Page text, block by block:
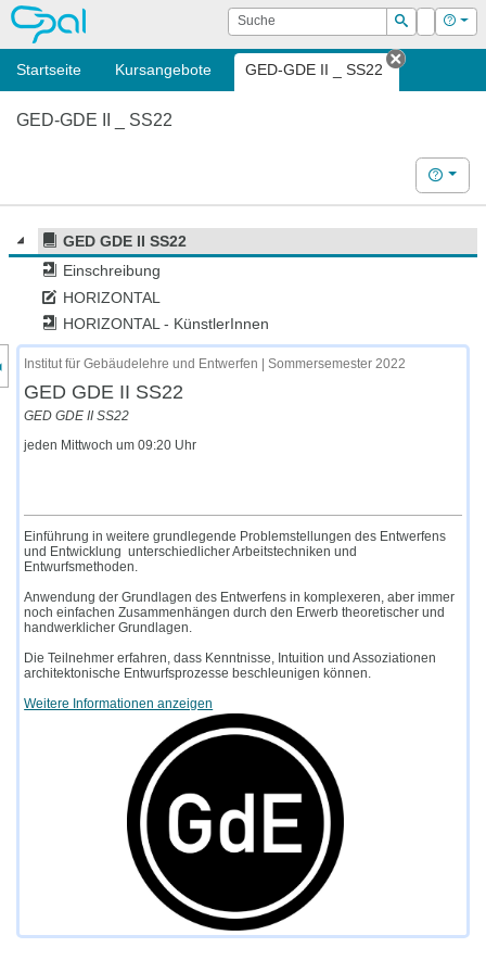
OPAL Suche
Suchen
Login Hilfe
Startseite Kursangebote GED-GDE II _ SS22
Tab
GED-GDE II _ SS22
Hilfe
GED GDE II SS22
Einschreibung
HORIZONTAL
HORIZONTAL - KünstlerInnen
des Kursmenüs
Institut für Gebäudelehre und Entwerfen | Sommersemester 2022
GED GDE II SS22
GED GDE II SS22
jeden Mittwoch um 09:20 Uhr
Einführung in weitere grundlegende Problemstellungen des Entwerfens
und Entwicklung unterschiedlicher Arbeitstechniken und
Entwurfsmethoden.
Anwendung der Grundlagen des Entwerfens in komplexeren, aber immer
noch einfachen Zusammenhängen durch den Erwerb theoretischer und
handwerklicher Grundlagen.
Die Teilnehmer erfahren, dass Kenntnisse, Intuition und Assoziationen
architektonische Entwurfsprozesse beschleunigen können.
Weitere Informationen anzeigen